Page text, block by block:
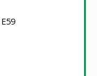
E59